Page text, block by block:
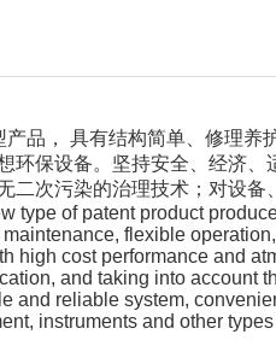
品， 具有结构简单、修理养
环保设备。坚持安全、经济
二次污染的治理技术；对设备
type of patent product
flexible
high cost performance and
and taking into account
and reliable system,
instruments and other